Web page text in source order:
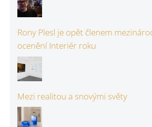
Rony Plesl je opět členem
ocenění Interiér roku
Mezi realitou a snovými světy